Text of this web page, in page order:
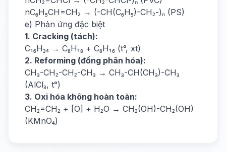
nC₆H₅CH=CH₂ → (-CH(C₆H₅)-CH₂-)ₙ (PS)
e) Phản ứng đặc biệt
1. Cracking (tách):
C₁₆H₃₄ → C₈H₁₈ + C₈H₁₆ (t°, xt)
2. Reforming (đồng phân hóa):
CH₃-CH₂-CH₂-CH₃ → CH₃-CH(CH₃)-CH₃
(AlCl₃, t°)
3. Oxi hóa không hoàn toàn:
CH₂=CH₂ + [O] + H₂O → CH₂(OH)-CH₂(OH)
(KMnO₄)